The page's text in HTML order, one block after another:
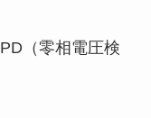
（零相電圧検